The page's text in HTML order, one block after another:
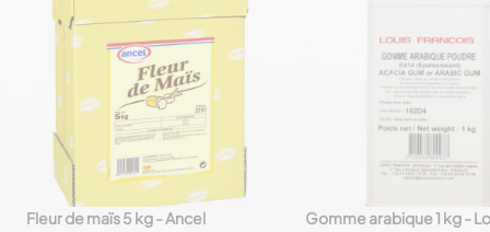
Fleur de maïs 5 kg - Ancel
Gomme arabique 1 kg -